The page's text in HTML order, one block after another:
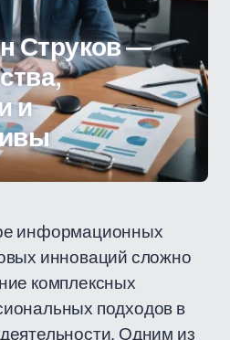
Струков —
и
информационных
инноваций сложно
комплексных
подходов в
Одним из